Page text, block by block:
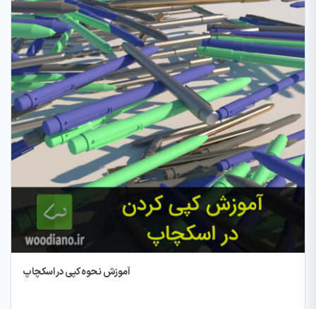
آموزش نحوه کپی در اسکچاپ